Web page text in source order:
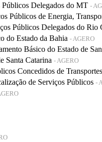
Delegados do MT -
Públicos de Energia,
Públicos Delegados do Rio
do Estado da Bahia - AGERO
Básico do Estado de
Santa Catarina - AGERO
Concedidos de
de Serviços Públicos -